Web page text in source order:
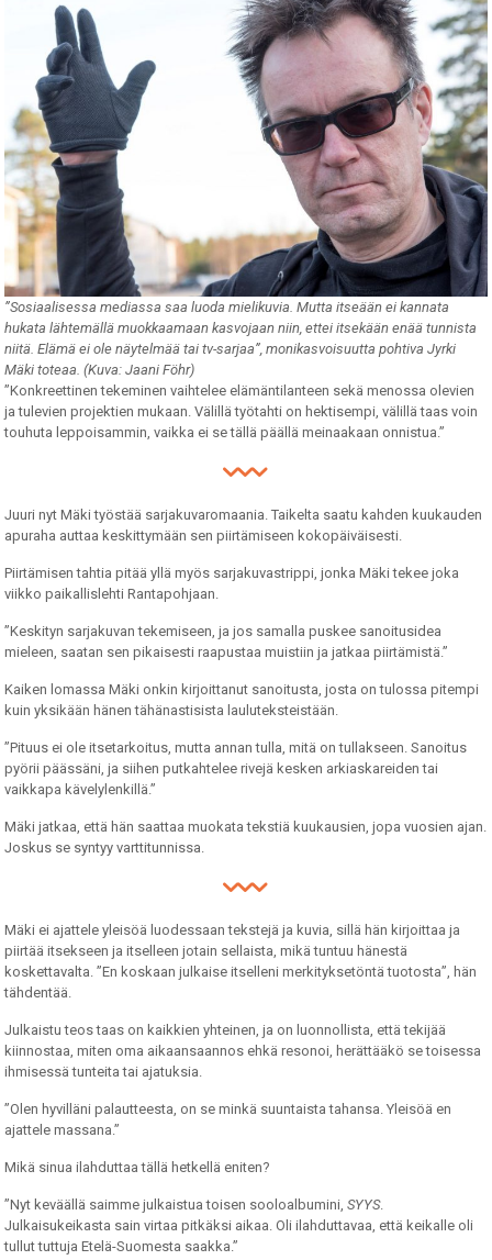
”Sosiaalisessa mediassa saa luoda mielikuvia. Mutta itseään ei kannata
hukata lähtemällä muokkaamaan kasvojaan niin, ettei itsekään enää tunnista
niitä. Elämä ei ole näytelmää tai tv-sarjaa”, monikasvoisuutta pohtiva Jyrki
Mäki toteaa. (Kuva: Jaani Föhr)
”Konkreettinen tekeminen vaihtelee elämäntilanteen sekä menossa olevien
ja tulevien projektien mukaan. Välillä työtahti on hektisempi, välillä taas voin
touhuta leppoisammin, vaikka ei se tällä päällä meinaakaan onnistua.”
Juuri nyt Mäki työstää sarjakuvaromaania. Taikelta saatu kahden kuukauden
apuraha auttaa keskittymään sen piirtämiseen kokopäiväisesti.
Piirtämisen tahtia pitää yllä myös sarjakuvastrippi, jonka Mäki tekee joka
viikko paikallislehti Rantapohjaan.
”Keskityn sarjakuvan tekemiseen, ja jos samalla puskee sanoitusidea
mieleen, saatan sen pikaisesti raapustaa muistiin ja jatkaa piirtämistä.”
Kaiken lomassa Mäki onkin kirjoittanut sanoitusta, josta on tulossa pitempi
kuin yksikään hänen tähänastisista lauluteksteistään.
”Pituus ei ole itsetarkoitus, mutta annan tulla, mitä on tullakseen. Sanoitus
pyörii päässäni, ja siihen putkahtelee rivejä kesken arkiaskareiden tai
vaikkapa kävelylenkillä.”
Mäki jatkaa, että hän saattaa muokata tekstiä kuukausien, jopa vuosien ajan.
Joskus se syntyy varttitunnissa.
Mäki ei ajattele yleisöä luodessaan tekstejä ja kuvia, sillä hän kirjoittaa ja
piirtää itsekseen ja itselleen jotain sellaista, mikä tuntuu hänestä
koskettavalta. ”En koskaan julkaise itselleni merkityksetöntä tuotosta”, hän
tähdentää.
Julkaistu teos taas on kaikkien yhteinen, ja on luonnollista, että tekijää
kiinnostaa, miten oma aikaansaannos ehkä resonoi, herättääkö se toisessa
ihmisessä tunteita tai ajatuksia.
”Olen hyvilläni palautteesta, on se minkä suuntaista tahansa. Yleisöä en
ajattele massana.”
Mikä sinua ilahduttaa tällä hetkellä eniten?
”Nyt keväällä saimme julkaistua toisen sooloalbumini,SYYS.
Julkaisukeikasta sain virtaa pitkäksi aikaa. Oli ilahduttavaa, että keikalle oli
tullut tuttuja Etelä-Suomesta saakka.”